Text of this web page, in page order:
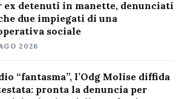
ex detenuti in manette, denunciati
due impiegati di una
sociale
2026
“fantasma”, l’Odg Molise diffida
pronta la denuncia per